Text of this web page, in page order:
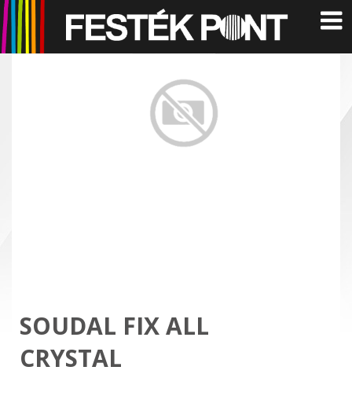
SOUDAL FIX ALL
CRYSTAL